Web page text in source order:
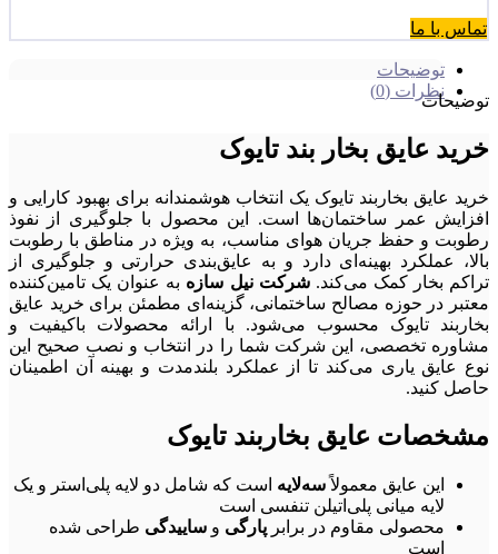
تماس با ما
توضیحات
نظرات (0)
توضیحات
خرید عایق بخار بند تایوک
خرید عایق بخاربند تایوک یک انتخاب هوشمندانه برای بهبود کارایی و
افزایش عمر ساختمان‌ها است. این محصول با جلوگیری از نفوذ
رطوبت و حفظ جریان هوای مناسب، به ویژه در مناطق با رطوبت
بالا، عملکرد بهینه‌ای دارد و به عایق‌بندی حرارتی و جلوگیری از
تراکم بخار کمک می‌کند.شرکت نیل سازه به عنوان یک تامین‌کننده
معتبر در حوزه مصالح ساختمانی، گزینه‌ای مطمئن برای خرید عایق
بخاربند تایوک محسوب می‌شود. با ارائه محصولات باکیفیت و
مشاوره تخصصی، این شرکت شما را در انتخاب و نصب صحیح این
نوع عایق یاری می‌کند تا از عملکرد بلندمدت و بهینه آن اطمینان
حاصل کنید.
مشخصات عایق بخاربند تایوک
این عایق معمولاًسه‌لایه است که شامل دو لایه پلی‌استر و یک
لایه میانی پلی‌اتیلن تنفسی است
محصولی مقاوم در برابر پارگی و ساییدگی طراحی شده
است